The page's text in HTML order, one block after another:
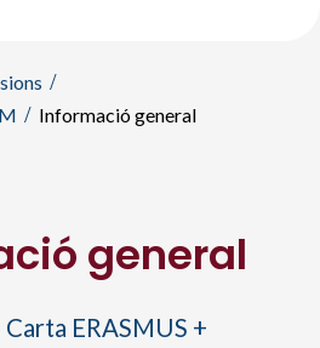
Informació general
general
Carta ERASMUS +